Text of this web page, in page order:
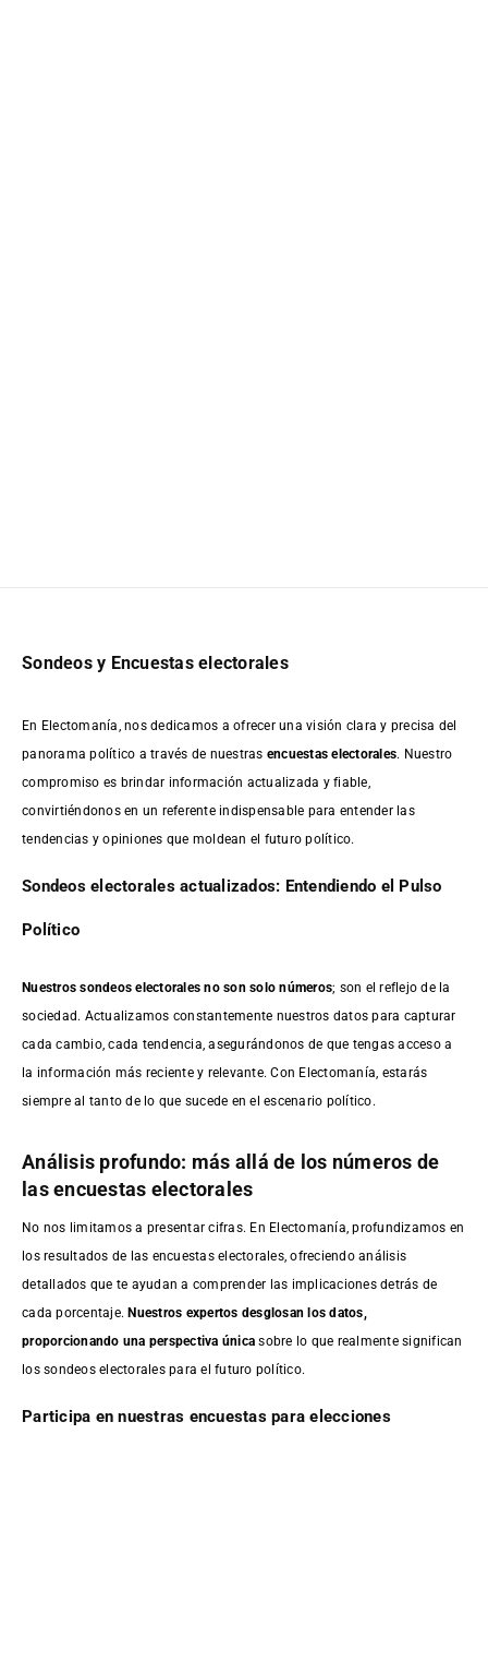
Sondeos y Encuestas electorales
En Electomanía, nos dedicamos a ofrecer una visión clara y precisa del
panorama político a través de nuestras encuestas electorales. Nuestro
compromiso es brindar información actualizada y fiable,
convirtiéndonos en un referente indispensable para entender las
tendencias y opiniones que moldean el futuro político.
Sondeos electorales actualizados: Entendiendo el Pulso
Político
Nuestros sondeos electorales no son solo números; son el reflejo de la
sociedad. Actualizamos constantemente nuestros datos para capturar
cada cambio, cada tendencia, asegurándonos de que tengas acceso a
la información más reciente y relevante. Con Electomanía, estarás
siempre al tanto de lo que sucede en el escenario político.
Análisis profundo: más allá de los números de
las encuestas electorales
No nos limitamos a presentar cifras. En Electomanía, profundizamos en
los resultados de las encuestas electorales, ofreciendo análisis
detallados que te ayudan a comprender las implicaciones detrás de
cada porcentaje.Nuestros expertos desglosan los datos,
proporcionando una perspectiva única sobre lo que realmente significan
los sondeos electorales para el futuro político.
Participa en nuestras encuestas para elecciones